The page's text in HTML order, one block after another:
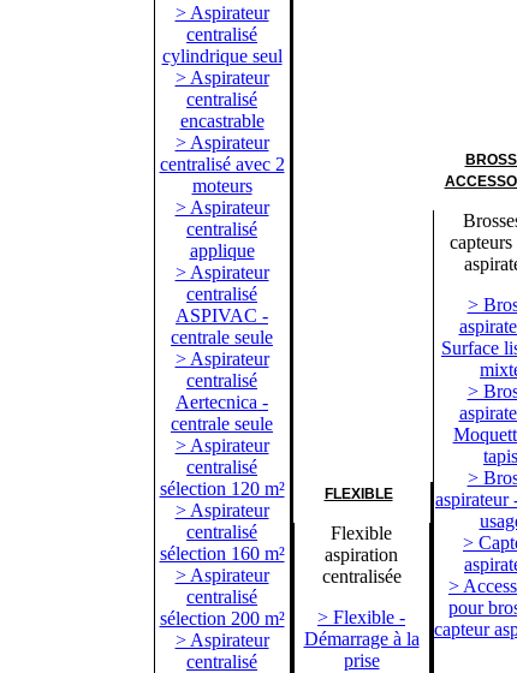
> Aspirateur
centralisé
cylindrique seul
> Aspirateur
centralisé
encastrable
> Aspirateur
centralisé avec 2
moteurs
> Aspirateur
centralisé
applique
> Aspirateur
centralisé
ASPIVAC -
centrale seule
> Aspirateur
centralisé
Aertecnica -
centrale seule
> Aspirateur
centralisé
sélection 120 m²
> Aspirateur
centralisé
sélection 160 m²
> Aspirateur
centralisé
sélection 200 m²
> Aspirateur
centralisé
FLEXIBLE
Flexible
aspiration
centralisée
> Flexible -
Démarrage à la
prise
>
Surface
>
tapis
>
aspirateur
>
>
pour
capteur